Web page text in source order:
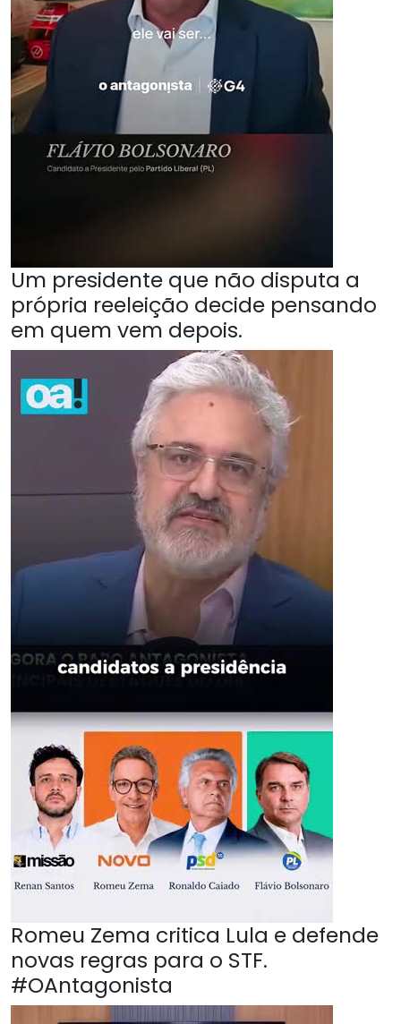
Um presidente que não disputa a
própria reeleição decide pensando
em quem vem depois.
Romeu Zema critica Lula e defende
novas regras para o STF.
#OAntagonista